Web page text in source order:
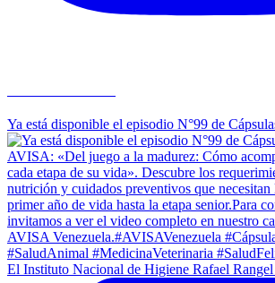
Ya está disponible el episodio N°99 de
El Instituto Nacional de Higiene Rafael